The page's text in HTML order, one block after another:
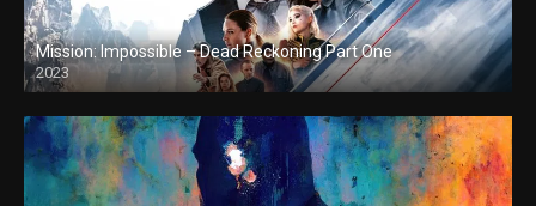
Mission: Impossible – Dead Reckoning Part One
2023